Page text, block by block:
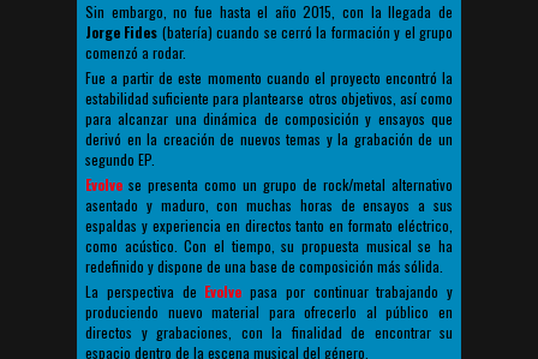
Sin embargo, no fue hasta el año 2015, con la llegada de
Jorge Fides (batería) cuando se cerró la formación y el grupo
comenzó a rodar.
Fue a partir de este momento cuando el proyecto encontró la
estabilidad suficiente para plantearse otros objetivos, así como
para alcanzar una dinámica de composición y ensayos que
derivó en la creación de nuevos temas y la grabación de un
segundo EP.
Evolve se presenta como un grupo de rock/metal alternativo
asentado y maduro, con muchas horas de ensayos a sus
espaldas y experiencia en directos tanto en formato eléctrico,
como acústico. Con el tiempo, su propuesta musical se ha
redefinido y dispone de una base de composición más sólida.
La perspectiva de Evolve pasa por continuar trabajando y
produciendo nuevo material para ofrecerlo al público en
directos y grabaciones, con la finalidad de encontrar su
espacio dentro de la escena musical del género.